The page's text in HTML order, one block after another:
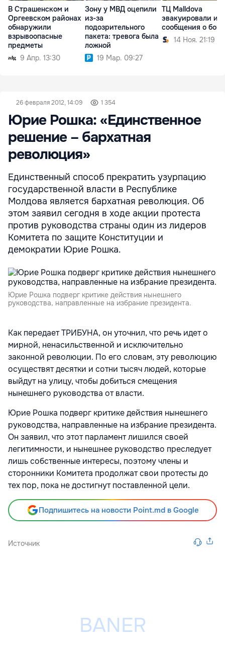
В Страшенском и
Оргеевском районах
обнаружили
взрывоопасные
предметы
9 Апр. 13:30
Зону у МВД оцепили
из-за
подозрительного
пакета: тревога была
ложной
19 Мар. 09:27
ТЦ Malldova
эвакуировали
сообщения о
14 Ноя. 21:19
26 февраля 2012, 14:09 1 354
Юрие Рошка: «Единственное
решение – бархатная
революция»
Единственный способ прекратить узурпацию
государственной власти в Республике
Молдова является бархатная революция. Об
этом заявил сегодня в ходе акции протеста
против руководства страны один из лидеров
Комитета по защите Конституции и
демократии Юрие Рошка.
Юрие Рошка подверг критике действия нынешнего
руководства, направленные на избрание президента.
Как передает ТРИБУНА, он уточнил, что речь идет о
мирной, ненасильственной и исключительно
законной революции. По его словам, эту революцию
осуществят десятки и сотни тысяч людей, которые
выйдут на улицу, чтобы добиться смещения
нынешнего руководства от власти.
Юрие Рошка подверг критике действия нынешнего
руководства, направленные на избрание президента.
Он заявил, что этот парламент лишился своей
легитимности, и нынешнее руководство преследует
лишь собственные интересы, поэтому члены и
сторонники Комитета продолжат свои протесты до
тех пор, пока не достигнут поставленной цели.
Подпишитесь на новости Point.md в Google
Источник